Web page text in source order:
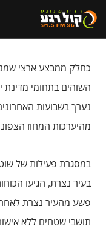
כחלק ממבצע ארצי
השוהים בתחומי מדינת
נערך בשבועות
מהיערכות המחוז
בעיר נצרת, הגיעו
פשע מהעיר נצרת
תושבי שטחים ללא